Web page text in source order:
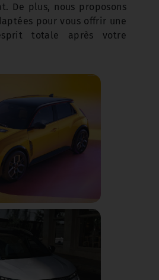
De plus, nous proposons
pour vous offrir une
totale après votre